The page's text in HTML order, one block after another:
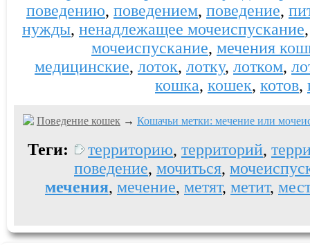
поведению, поведением, поведение,
нужды, ненадлежащее мочеиспускание
мочеиспускание, мечения
медицинские, лоток, лотку, лотком,
кошка, кошек, котов,
Поведение кошек → Кошачьи метки: мечение или
Теги: территорию, территорий,
поведение, мочиться,
мечения, мечение, метят, метит,